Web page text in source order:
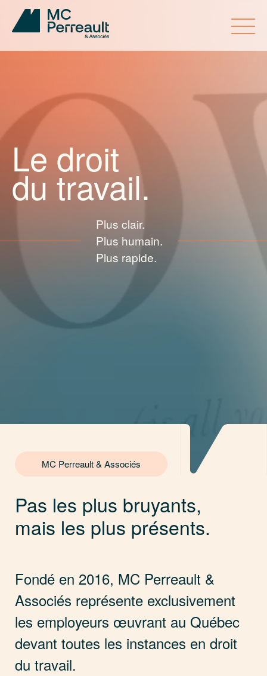
Expertise
Conseils MC
Carrières
Parlez à un de nos experts
Le droit
du travail.
Plus clair.
Plus humain.
Plus rapide.
MC Perreault & Associés
Pas les plus bruyants,
mais les plus présents.
Fondé en 2016, MC Perreault &
Associés représente exclusivement
les employeurs œuvrant au Québec
devant toutes les instances en droit
du travail.